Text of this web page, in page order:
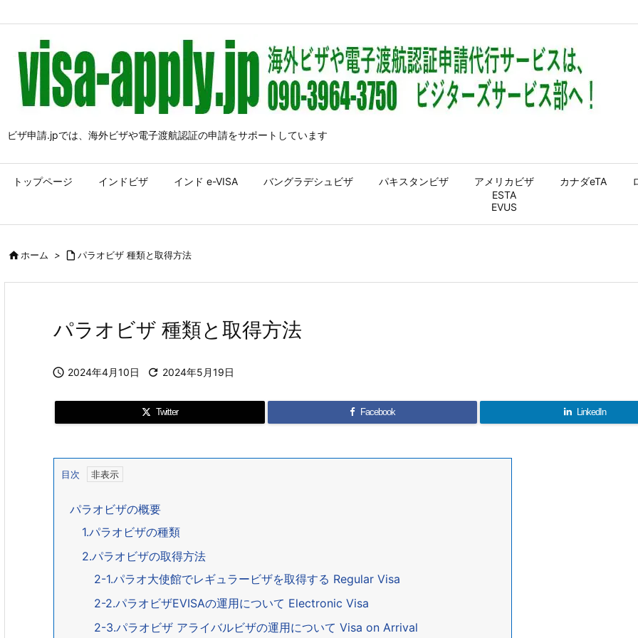
ビザ申請.jpでは、海外ビザや電子渡航認証の申請をサポートしています
トップページ インドビザ インド e-VISA バングラデシュビザ パキスタンビザ
アメリカビザ
ESTA
EVUS
カナダeTA
ホーム >  パラオビザ 種類と取得方法
パラオビザ 種類と取得方法
 2024年4月10日  2024年5月19日
Twitter Facebook LinkedIn
目次
パラオビザの概要
1.パラオビザの種類
2.パラオビザの取得方法
2-1.パラオ大使館でレギュラービザを取得する Regular Visa
2-2.パラオビザEVISAの運用について Electronic Visa
2-3.パラオビザ アライバルビザの運用について Visa on Arrival